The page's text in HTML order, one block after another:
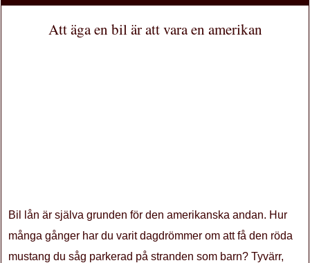
Finansiering
Att äga en bil är att vara en amerikan
Bil lån är själva grunden för den amerikanska andan. Hur
många gånger har du varit dagdrömmer om att få den röda
mustang du såg parkerad på stranden som barn? Tyvärr,